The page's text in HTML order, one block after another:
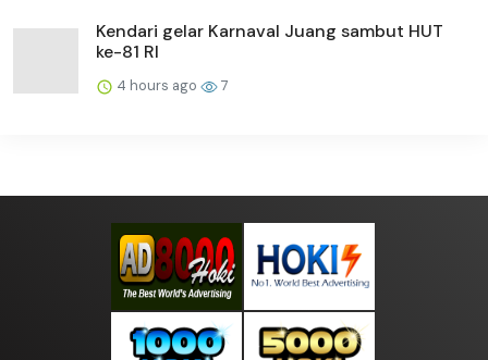
Kendari gelar Karnaval Juang sambut HUT
ke-81 RI
4 hours ago 7